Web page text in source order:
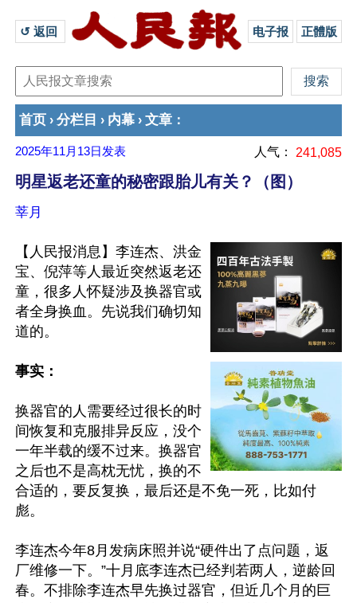
↺ 返回 电子报 正體版
首页 › 分栏目 › 内幕 › 文章 ：
2025年11月13日 发表 人气： 241,085
明星返老还童的秘密跟胎儿有关？（图）
莘月
【人民报消息】李连杰、洪金
宝、倪萍等人最近突然返老还
童，很多人怀疑涉及换器官或
者全身换血。先说我们确切知
道的。
事实：
换器官的人需要经过很长的时
间恢复和克服排异反应，没个
一年半载的缓不过来。换器官
之后也不是高枕无忧，换的不
合适的，要反复换，最后还是不免一死，比如付
彪。
李连杰今年8月发病床照并说“硬件出了点问题，返
厂维修一下。”十月底李连杰已经判若两人，逆龄回
春。不排除李连杰早先换过器官，但近几个月的巨